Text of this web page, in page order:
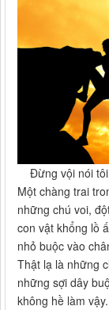
Đừng vội nói
Một chàng trai
những chú voi,
con vật khổng lồ
nhỏ buộc vào
Thật lạ là những
những sợi dây
không hề làm vậy.